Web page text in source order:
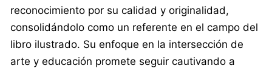
reconocimiento por su calidad y originalidad,
consolidándolo como un referente en el campo del
libro ilustrado. Su enfoque en la intersección de
arte y educación promete seguir cautivando a